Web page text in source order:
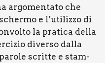
argo­men­ta­to che
e l’utilizzo di
la pra­ti­ca del­la
diver­so dal­la
scrit­te e stam­